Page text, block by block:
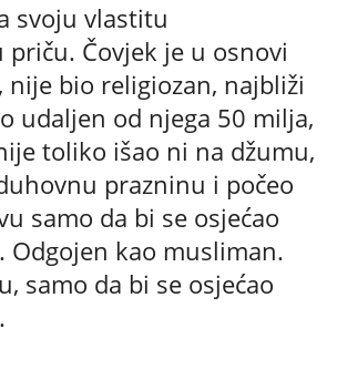
svoju vlastitu
Čovjek je u osnovi
nije bio religiozan, najbliži
udaljen od njega 50 milja,
toliko išao ni na džumu,
prazninu i počeo
samo da bi se osjećao
Odgojen kao musliman.
samo da bi se osjećao